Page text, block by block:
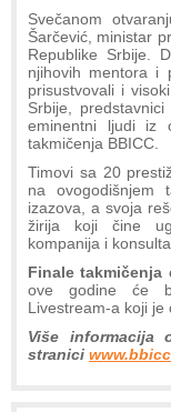
Svečanom
Šarčević, ministar
Republike Srbije.
njihovih mentora i
prisustvovali i
Srbije,
eminentni ljudi iz
takmičenja BBICC.
Timovi sa 20
na ovogodišnjem
izazova, a svoja
žirija koji čine
kompanija i
Finale takmičenja
ove godine će
Livestream-a koji je
Više informacija
stranici